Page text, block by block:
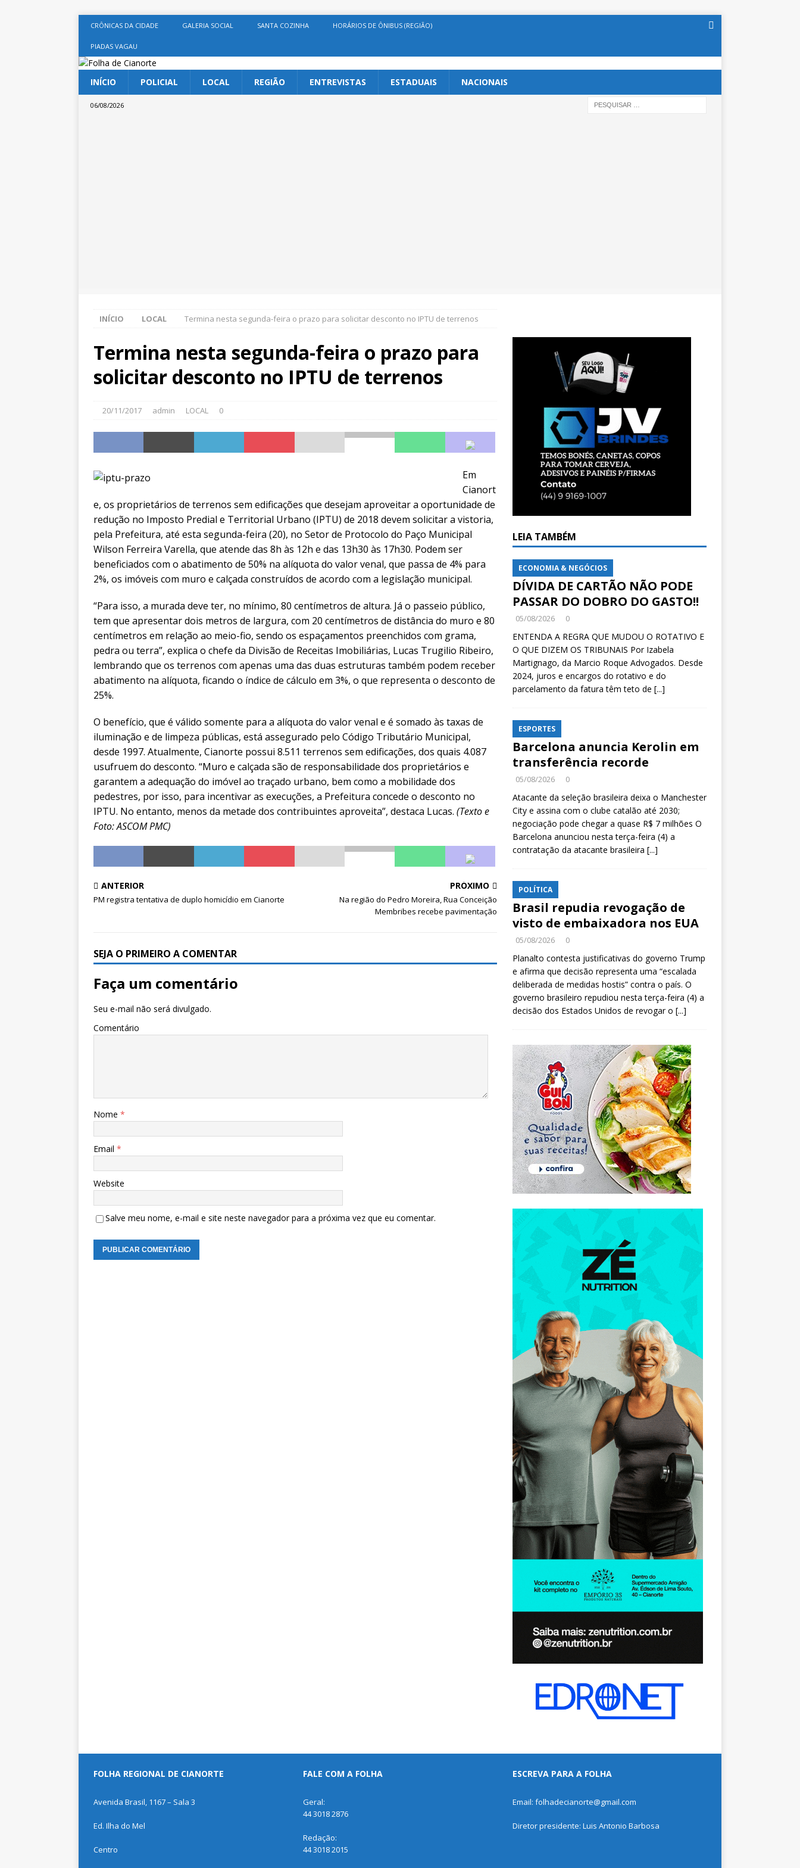
CRÔNICAS DA CIDADE GALERIA SOCIAL SANTA COZINHA HORÁRIOS DE ÔNIBUS (REGIÃO)
PIADAS VAGAU
INÍCIO POLICIAL LOCAL REGIÃO ENTREVISTAS ESTADUAIS NACIONAIS
06/08/2026
INÍCIO LOCAL Termina nesta segunda-feira o prazo para solicitar desconto no IPTU de terrenos
Termina nesta segunda-feira o prazo para
solicitar desconto no IPTU de terrenos
20/11/2017 admin LOCAL 0
Em
Cianort
e, os proprietários de terrenos sem edificações que desejam aproveitar a oportunidade de
redução no Imposto Predial e Territorial Urbano (IPTU) de 2018 devem solicitar a vistoria,
pela Prefeitura, até esta segunda-feira (20), no Setor de Protocolo do Paço Municipal
Wilson Ferreira Varella, que atende das 8h às 12h e das 13h30 às 17h30. Podem ser
beneficiados com o abatimento de 50% na alíquota do valor venal, que passa de 4% para
2%, os imóveis com muro e calçada construídos de acordo com a legislação municipal.
“Para isso, a murada deve ter, no mínimo, 80 centímetros de altura. Já o passeio público,
tem que apresentar dois metros de largura, com 20 centímetros de distância do muro e 80
centímetros em relação ao meio-fio, sendo os espaçamentos preenchidos com grama,
pedra ou terra”, explica o chefe da Divisão de Receitas Imobiliárias, Lucas Trugilio Ribeiro,
lembrando que os terrenos com apenas uma das duas estruturas também podem receber
abatimento na alíquota, ficando o índice de cálculo em 3%, o que representa o desconto de
25%.
O benefício, que é válido somente para a alíquota do valor venal e é somado às taxas de
iluminação e de limpeza públicas, está assegurado pelo Código Tributário Municipal,
desde 1997. Atualmente, Cianorte possui 8.511 terrenos sem edificações, dos quais 4.087
usufruem do desconto. “Muro e calçada são de responsabilidade dos proprietários e
garantem a adequação do imóvel ao traçado urbano, bem como a mobilidade dos
pedestres, por isso, para incentivar as execuções, a Prefeitura concede o desconto no
IPTU. No entanto, menos da metade dos contribuintes aproveita”, destaca Lucas. (Texto e
Foto: ASCOM PMC)
ANTERIOR
PM registra tentativa de duplo homicídio em Cianorte
PRÓXIMO
Na região do Pedro Moreira, Rua Conceição
Membribes recebe pavimentação
SEJA O PRIMEIRO A COMENTAR
Faça um comentário
Seu e-mail não será divulgado.
Comentário
Nome *
Email *
Website
Salve meu nome, e-mail e site neste navegador para a próxima vez que eu comentar.
LEIA TAMBÉM
ECONOMIA & NEGÓCIOS
DÍVIDA DE CARTÃO NÃO PODE
PASSAR DO DOBRO DO GASTO!!
05/08/2026 0
ENTENDA A REGRA QUE MUDOU O ROTATIVO E
O QUE DIZEM OS TRIBUNAIS Por Izabela
Martignago, da Marcio Roque Advogados. Desde
2024, juros e encargos do rotativo e do
parcelamento da fatura têm teto de [...]
ESPORTES
Barcelona anuncia Kerolin em
transferência recorde
05/08/2026 0
Atacante da seleção brasileira deixa o Manchester
City e assina com o clube catalão até 2030;
negociação pode chegar a quase R$ 7 milhões O
Barcelona anunciou nesta terça-feira (4) a
contratação da atacante brasileira [...]
POLÍTICA
Brasil repudia revogação de
visto de embaixadora nos EUA
05/08/2026 0
Planalto contesta justificativas do governo Trump
e afirma que decisão representa uma “escalada
deliberada de medidas hostis” contra o país. O
governo brasileiro repudiou nesta terça-feira (4) a
decisão dos Estados Unidos de revogar o [...]
FOLHA REGIONAL DE CIANORTE
Avenida Brasil, 1167 – Sala 3
Ed. Ilha do Mel
Centro
FALE COM A FOLHA
Geral:
44 3018 2876
Redação:
44 3018 2015
ESCREVA PARA A FOLHA
Email: folhadecianorte@gmail.com
Diretor presidente: Luis Antonio Barbosa